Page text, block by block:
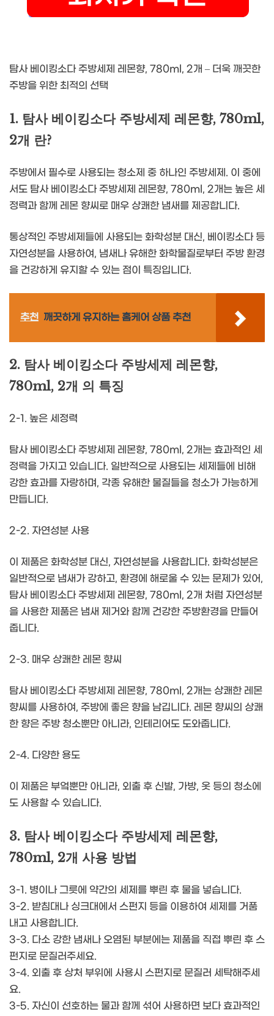
탐사 베이킹소다 주방세제 레몬향, 780ml, 2개 – 더욱 깨끗한
주방을 위한 최적의 선택
1. 탐사 베이킹소다 주방세제 레몬향, 780ml,
2개 란?
주방에서 필수로 사용되는 청소제 중 하나인 주방세제. 이 중에
서도 탐사 베이킹소다 주방세제 레몬향, 780ml, 2개는 높은 세
정력과 함께 레몬 향씨로 매우 상쾌한 냄새를 제공합니다.
통상적인 주방세제들에 사용되는 화학성분 대신, 베이킹소다 등
자연성분을 사용하여, 냄새나 유해한 화학물질로부터 주방 환경
을 건강하게 유지할 수 있는 점이 특징입니다.
추천 깨끗하게 유지하는 홈케어 상품 추천
2. 탐사 베이킹소다 주방세제 레몬향,
780ml, 2개 의 특징
2-1. 높은 세정력
탐사 베이킹소다 주방세제 레몬향, 780ml, 2개는 효과적인 세
정력을 가지고 있습니다. 일반적으로 사용되는 세제들에 비해
강한 효과를 자랑하며, 각종 유해한 물질들을 청소가 가능하게
만듭니다.
2-2. 자연성분 사용
이 제품은 화학성분 대신, 자연성분을 사용합니다. 화학성분은
일반적으로 냄새가 강하고, 환경에 해로울 수 있는 문제가 있어,
탐사 베이킹소다 주방세제 레몬향, 780ml, 2개 처럼 자연성분
을 사용한 제품은 냄새 제거와 함께 건강한 주방환경을 만들어
줍니다.
2-3. 매우 상쾌한 레몬 향씨
탐사 베이킹소다 주방세제 레몬향, 780ml, 2개는 상쾌한 레몬
향씨를 사용하여, 주방에 좋은 향을 남깁니다. 레몬 향씨의 상쾌
한 향은 주방 청소뿐만 아니라, 인테리어도 도와줍니다.
2-4. 다양한 용도
이 제품은 부엌뿐만 아니라, 외출 후 신발, 가방, 옷 등의 청소에
도 사용할 수 있습니다.
3. 탐사 베이킹소다 주방세제 레몬향,
780ml, 2개 사용 방법
3-1. 병이나 그릇에 약간의 세제를 뿌린 후 물을 넣습니다.
3-2. 받침대나 싱크대에서 스펀지 등을 이용하여 세제를 거품
내고 사용합니다.
3-3. 다소 강한 냄새나 오염된 부분에는 제품을 직접 뿌린 후 스
펀지로 문질러주세요.
3-4. 외출 후 상처 부위에 사용시 스펀지로 문질러 세탁해주세
요.
3-5. 자신이 선호하는 물과 함께 섞어 사용하면 보다 효과적인